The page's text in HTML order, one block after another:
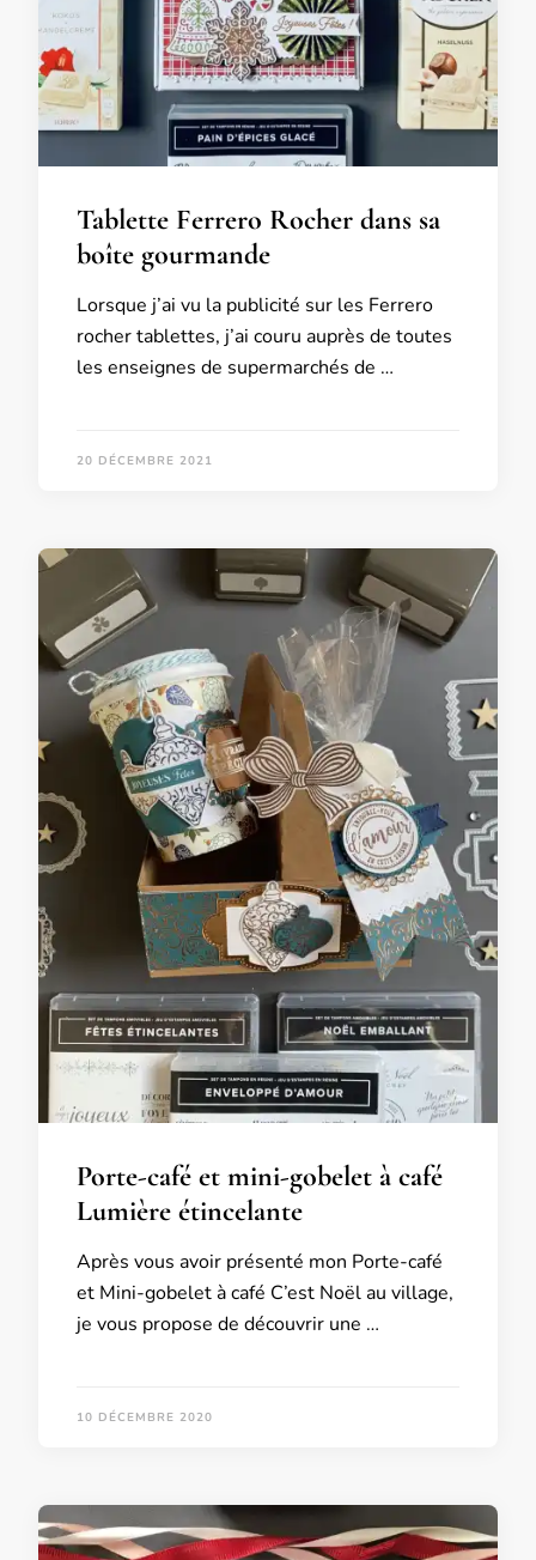
Tablette Ferrero Rocher dans sa
boîte gourmande
Lorsque j’ai vu la publicité sur les Ferrero
rocher tablettes, j’ai couru auprès de toutes
les enseignes de supermarchés de …
20 DÉCEMBRE 2021
Porte-café et mini-gobelet à café
Lumière étincelante
Après vous avoir présenté mon Porte-café
et Mini-gobelet à café C’est Noël au village,
je vous propose de découvrir une …
10 DÉCEMBRE 2020